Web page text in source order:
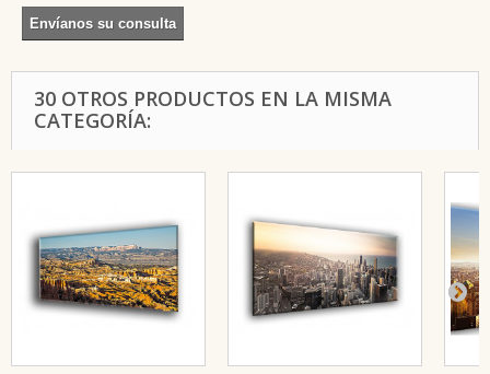
Envíanos su consulta
30 OTROS PRODUCTOS EN LA MISMA
CATEGORÍA: